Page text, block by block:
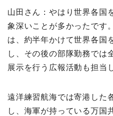
山田さん：やはり世界各国
象深いことが多かったです
は、約半年かけて世界各国
し、その後の部隊勤務では
展示を行う広報活動も担当
遠洋練習航海では寄港した
し、海軍が持っている万国